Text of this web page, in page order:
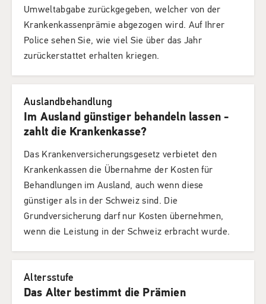
Umweltabgabe zurückgegeben, welcher von der
Krankenkassenprämie abgezogen wird. Auf Ihrer
Police sehen Sie, wie viel Sie über das Jahr
zurückerstattet erhalten kriegen.
Auslandbehandlung
Im Ausland günstiger behandeln lassen -
zahlt die Krankenkasse?
Das Krankenversicherungsgesetz verbietet den
Krankenkassen die Übernahme der Kosten für
Behandlungen im Ausland, auch wenn diese
günstiger als in der Schweiz sind. Die
Grundversicherung darf nur Kosten übernehmen,
wenn die Leistung in der Schweiz erbracht wurde.
Altersstufe
Das Alter bestimmt die Prämien